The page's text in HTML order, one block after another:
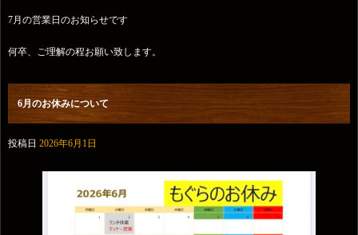
7月の営業日のお知らせです
何卒、ご理解の程お願い致します。
6月のお休みについて
投稿日 2026年6月1日